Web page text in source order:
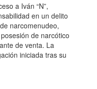
a Iván “N”,
en un delito
narcomenudeo,
de narcótico
de venta. La
iniciada tras su